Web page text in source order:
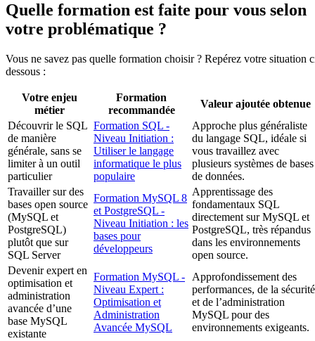
Quelle formation est faite pour vous selon
votre problématique ?
Vous ne savez pas quelle formation choisir ? Repérez votre situation
dessous :
Votre enjeu
métier
Formation
recommandée
Valeur ajoutée obtenue
Découvrir le SQL
de manière
générale, sans se
limiter à un outil
particulier
Formation SQL -
Niveau Initiation :
Utiliser le langage
informatique le plus
populaire
Approche plus généraliste
du langage SQL, idéale si
vous travaillez avec
plusieurs systèmes de bases
de données.
Travailler sur des
bases open source
(MySQL et
PostgreSQL)
plutôt que sur
SQL Server
Formation MySQL 8
et PostgreSQL -
Niveau Initiation : les
bases pour
développeurs
Apprentissage des
fondamentaux SQL
directement sur MySQL et
PostgreSQL, très répandus
dans les environnements
open source.
Devenir expert en
optimisation et
administration
avancée d’une
base MySQL
existante
Formation MySQL -
Niveau Expert :
Optimisation et
Administration
Avancée MySQL
Approfondissement des
performances, de la sécurité
et de l’administration
MySQL pour des
environnements exigeants.